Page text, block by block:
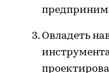
Овладеть